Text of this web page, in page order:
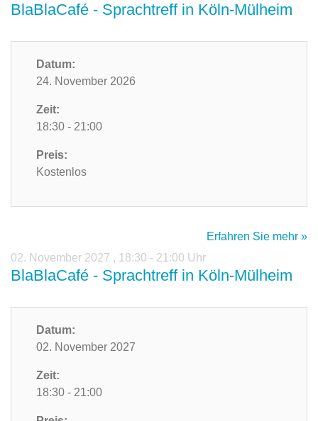
BlaBlaCafé - Sprachtreff in Köln-Mülheim
Datum:
24. November 2026
Zeit:
18:30 - 21:00
Preis:
Kostenlos
Erfahren Sie mehr »
02. November 2027 , 18:30 - 21:00 Uhr
BlaBlaCafé - Sprachtreff in Köln-Mülheim
Datum:
02. November 2027
Zeit:
18:30 - 21:00